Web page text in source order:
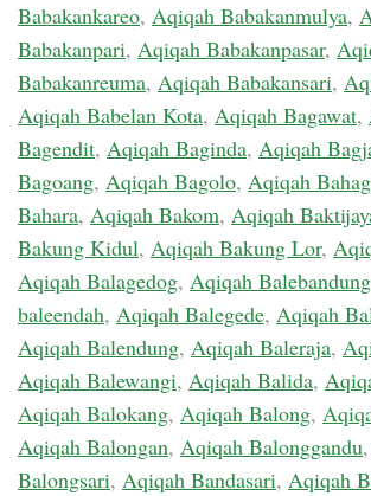
Babakankareo, Aqiqah Babakanmulya,
Babakanpari, Aqiqah Babakanpasar,
Babakanreuma, Aqiqah Babakansari,
Aqiqah Babelan Kota, Aqiqah Bagawat,
Bagendit, Aqiqah Baginda, Aqiqah
Bagoang, Aqiqah Bagolo, Aqiqah
Bahara, Aqiqah Bakom, Aqiqah
Bakung Kidul, Aqiqah Bakung Lor,
Aqiqah Balagedog, Aqiqah
baleendah, Aqiqah Balegede, Aqiqah
Aqiqah Balendung, Aqiqah Baleraja,
Aqiqah Balewangi, Aqiqah Balida,
Aqiqah Balokang, Aqiqah Balong,
Aqiqah Balongan, Aqiqah Balonggandu,
Balongsari, Aqiqah Bandasari, Aqiqah